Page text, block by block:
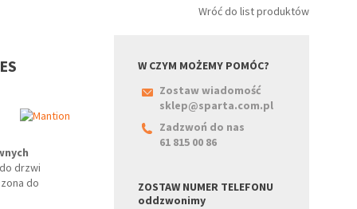
Wróć do list produktów
drzwi
do
W CZYM MOŻEMY POMÓC?
Zostaw wiadomość
sklep@sparta.com.pl
Zadzwoń do nas
61 815 00 86
ZOSTAW NUMER TELEFONU
oddzwonimy